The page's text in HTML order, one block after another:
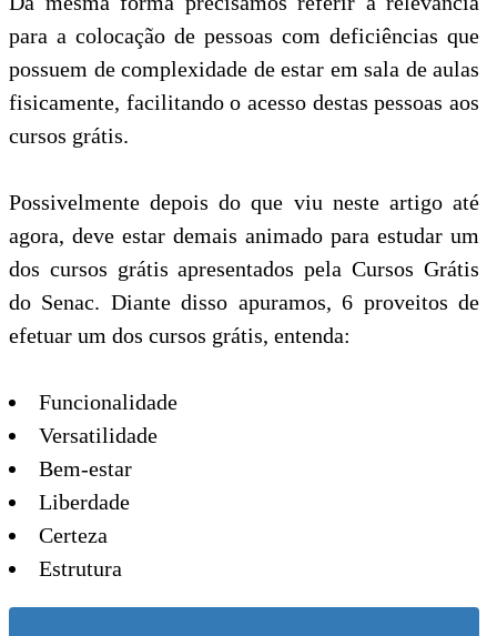
para a colocação de pessoas com deficiências que
possuem de complexidade de estar em sala de aulas
fisicamente, facilitando o acesso destas pessoas aos
cursos grátis.
Possivelmente depois do que viu neste artigo até
agora, deve estar demais animado para estudar um
dos cursos grátis apresentados pela Cursos Grátis
do Senac. Diante disso apuramos, 6 proveitos de
efetuar um dos cursos grátis, entenda:
Funcionalidade
Versatilidade
Bem-estar
Liberdade
Certeza
Estrutura